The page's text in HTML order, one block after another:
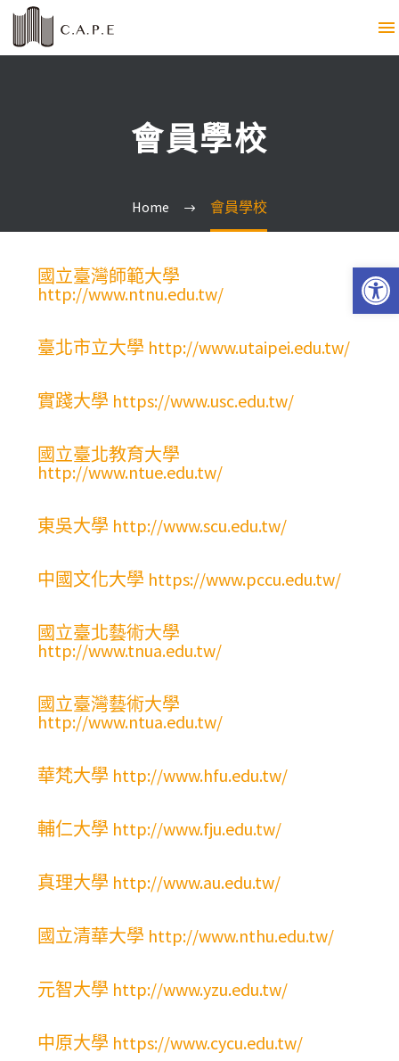
會員學校
Home 會員學校
國立臺灣師範大學
http://www.ntnu.edu.tw/
臺北市立大學 http://www.utaipei.edu.tw/
實踐大學 https://www.usc.edu.tw/
國立臺北教育大學
http://www.ntue.edu.tw/
東吳大學 http://www.scu.edu.tw/
中國文化大學 https://www.pccu.edu.tw/
國立臺北藝術大學
http://www.tnua.edu.tw/
國立臺灣藝術大學
http://www.ntua.edu.tw/
華梵大學 http://www.hfu.edu.tw/
輔仁大學 http://www.fju.edu.tw/
真理大學 http://www.au.edu.tw/
國立清華大學 http://www.nthu.edu.tw/
元智大學 http://www.yzu.edu.tw/
中原大學 https://www.cycu.edu.tw/